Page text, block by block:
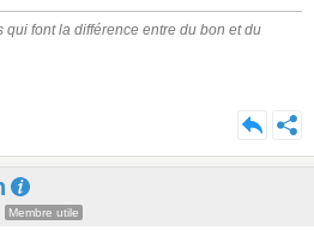
qui font la différence entre du bon et du
Membre utile